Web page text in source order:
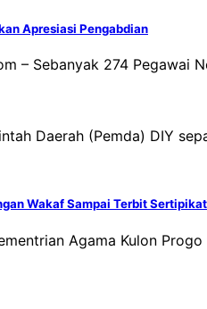
Apresiasi Pengabdian
– Sebanyak 274 Pegawai
Daerah (Pemda) DIY
Wakaf Sampai Terbit Sertipikat
Agama Kulon